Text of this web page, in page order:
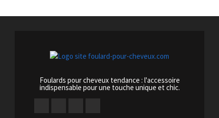
Foulards pour cheveux tendance : l'accessoire
indispensable pour une touche unique et chic.